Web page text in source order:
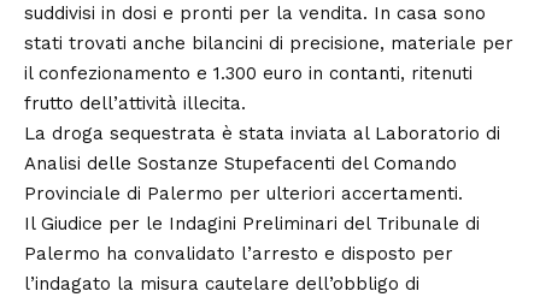
suddivisi in dosi e pronti per la vendita. In casa sono
stati trovati anche bilancini di precisione, materiale per
il confezionamento e 1.300 euro in contanti, ritenuti
frutto dell’attività illecita.
La droga sequestrata è stata inviata al Laboratorio di
Analisi delle Sostanze Stupefacenti del Comando
Provinciale di Palermo per ulteriori accertamenti.
Il Giudice per le Indagini Preliminari del Tribunale di
Palermo ha convalidato l’arresto e disposto per
l’indagato la misura cautelare dell’obbligo di